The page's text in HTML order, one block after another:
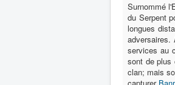
Surnommé
du Serpent
longues
adversaires.
services au
sont de plus
clan; mais